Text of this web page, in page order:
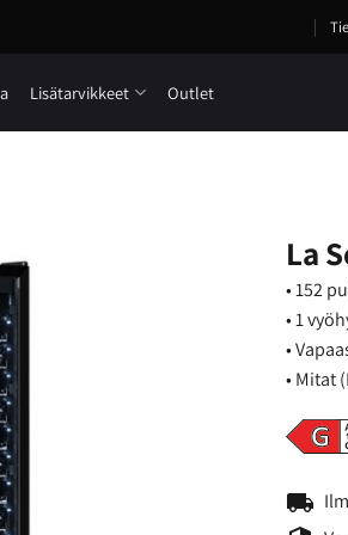
Lisätarvikkeet Outlet
La
• 152
• 1
•
• Mitat
local_shipping